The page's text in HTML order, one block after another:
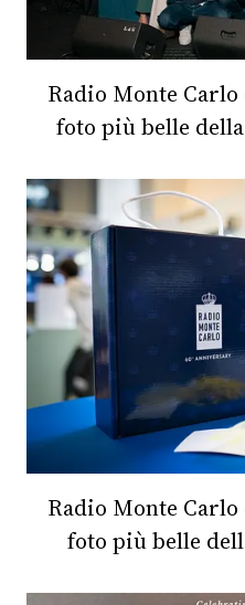
FOTO
CONCORSI
EVENTI
VIDEO
TV
PRINCIPATO
MONACO
RMC
CONSIGLIA
Radio Monte
foto più belle
Radio Monte
foto più belle